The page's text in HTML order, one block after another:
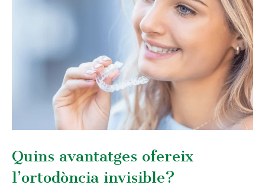
Quins avantatges ofereix
l’ortodòncia invisible?